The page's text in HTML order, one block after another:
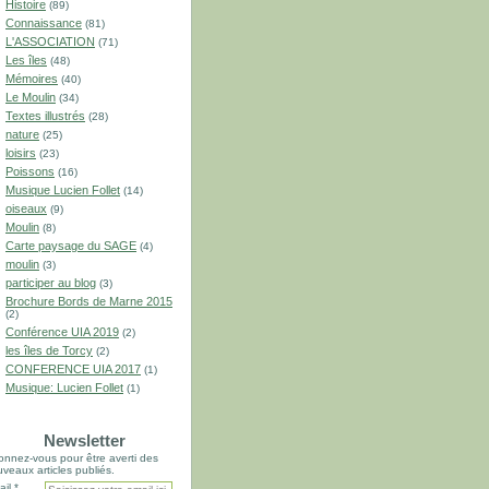
Histoire (89)
Connaissance (81)
L'ASSOCIATION (71)
Les îles (48)
Mémoires (40)
Le Moulin (34)
Textes illustrés (28)
nature (25)
loisirs (23)
Poissons (16)
Musique Lucien Follet (14)
oiseaux (9)
Moulin (8)
Carte paysage du SAGE (4)
moulin (3)
participer au blog (3)
Brochure Bords de Marne 2015
(2)
Conférence UIA 2019 (2)
les îles de Torcy (2)
CONFERENCE UIA 2017 (1)
Musique: Lucien Follet (1)
Newsletter
vous pour être averti des
articles publiés.